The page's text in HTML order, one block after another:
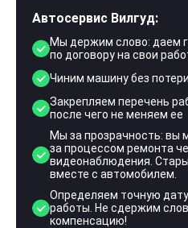
Автосервис Вилгуд:
Мы держим слово: даем
по договору на свои
Чиним машину без
Закрепляем перечень
после чего не меняем ее
Мы за прозрачность: вы
за процессом ремонта
видеонаблюдения.
вместе с автомобилем.
Определяем точную
работы. Не сдержим
компенсацию!